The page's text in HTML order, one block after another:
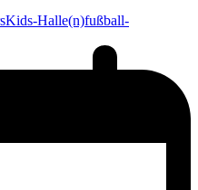
Kids-Halle(n)fußball-